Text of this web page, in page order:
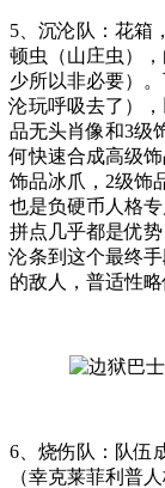
5、沉沦队：花箱
顿虫（山庄虫）
少所以非必要）
沦玩呼吸去了）
品无头肖像和3级
何快速合成高级
饰品冰爪，2级饰
也是负硬币人格
拼点几乎都是优
沦条到这个最终
的敌人，普适性略
6、烧伤队：队伍
（幸克莱菲利普